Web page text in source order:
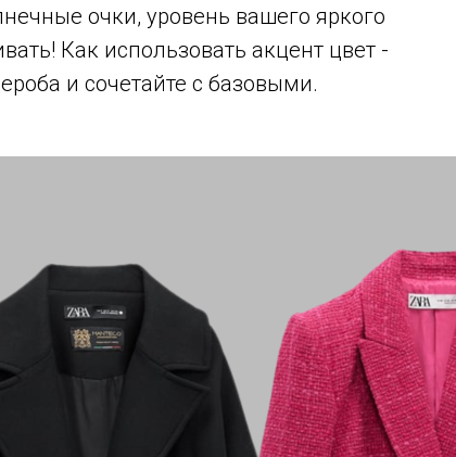
очки, уровень вашего яркого
Как использовать акцент цвет -
и сочетайте с базовыми.